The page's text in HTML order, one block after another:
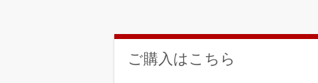
ご購入はこちら